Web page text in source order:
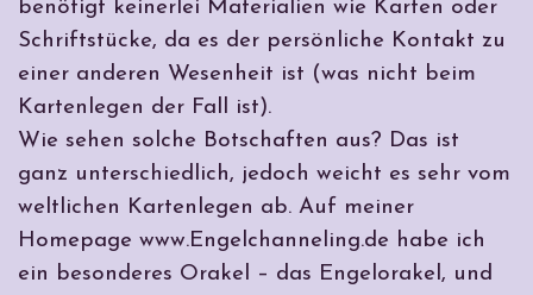
benötigt keinerlei Materialien wie Karten oder
Schriftstücke, da es der persönliche Kontakt zu
einer anderen Wesenheit ist (was nicht beim
Kartenlegen der Fall ist).
Wie sehen solche Botschaften aus? Das ist
ganz unterschiedlich, jedoch weicht es sehr vom
weltlichen Kartenlegen ab. Auf meiner
Homepage www.Engelchanneling.de habe ich
ein besonderes Orakel – das Engelorakel, und